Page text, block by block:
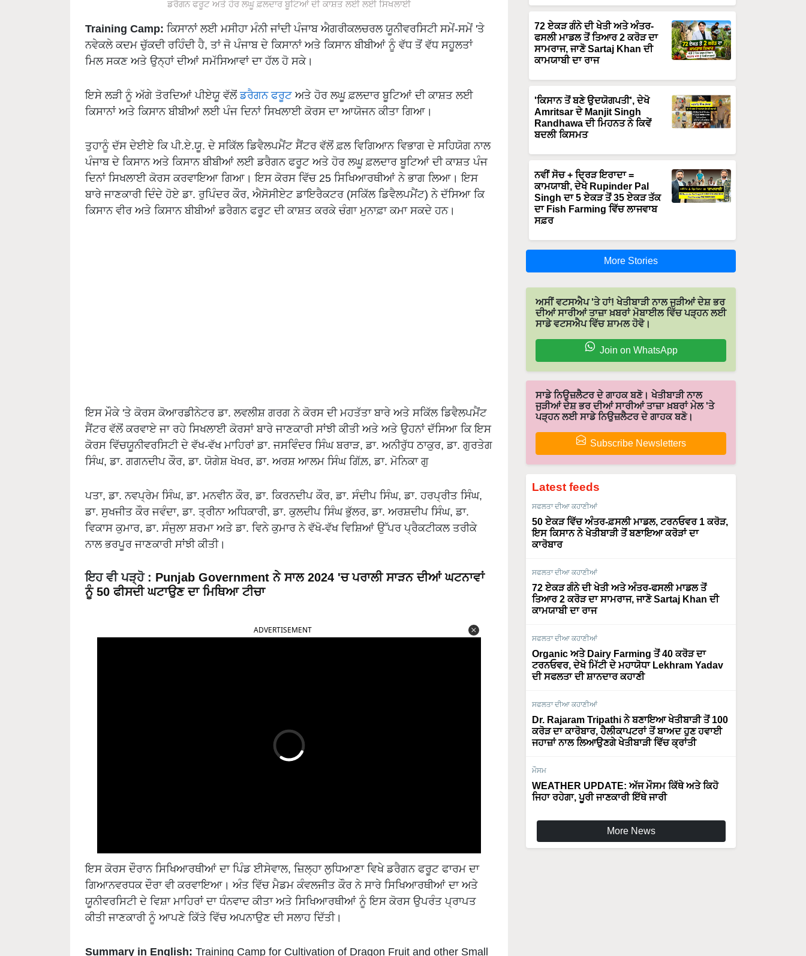
ਡਰੈਗਨ ਫਰੂਟ ਅਤੇ ਹੋਰ ਲਘੂ ਫ਼ਲਦਾਰ ਬੂਟਿਆਂ ਦੀ ਕਾਸ਼ਤ ਲਈ ਲਈ ਸਿਖਲਾਈ
Training Camp: ਕਿਸਾਨਾਂ ਲਈ ਮਸੀਹਾ ਮੰਨੀ ਜਾਂਦੀ ਪੰਜਾਬ ਐਗਰੀਕਲਚਰਲ ਯੂਨੀਵਰਸਿਟੀ ਸਮੇਂ-ਸਮੇਂ 'ਤੇ
ਨਵੇਕਲੇ ਕਦਮ ਚੁੱਕਦੀ ਰਹਿੰਦੀ ਹੈ, ਤਾਂ ਜੋ ਪੰਜਾਬ ਦੇ ਕਿਸਾਨਾਂ ਅਤੇ ਕਿਸਾਨ ਬੀਬੀਆਂ ਨੂੰ ਵੱਧ ਤੋਂ ਵੱਧ ਸਹੂਲਤਾਂ
ਮਿਲ ਸਕਣ ਅਤੇ ਉਨ੍ਹਾਂ ਦੀਆਂ ਸਮੱਸਿਆਵਾਂ ਦਾ ਹੱਲ ਹੋ ਸਕੇ।
ਇਸੇ ਲੜੀ ਨੂੰ ਅੱਗੇ ਤੋਰਦਿਆਂ ਪੀਏਯੂ ਵੱਲੋਂਡਰੈਗਨ ਫਰੂਟ ਅਤੇ ਹੋਰ ਲਘੂ ਫ਼ਲਦਾਰ ਬੂਟਿਆਂ ਦੀ ਕਾਸ਼ਤ ਲਈ
ਕਿਸਾਨਾਂ ਅਤੇ ਕਿਸਾਨ ਬੀਬੀਆਂ ਲਈ ਪੰਜ ਦਿਨਾਂ ਸਿਖਲਾਈ ਕੋਰਸ ਦਾ ਆਯੋਜਨ ਕੀਤਾ ਗਿਆ।
ਤੁਹਾਨੂੰ ਦੱਸ ਦੇਈਏ ਕਿ ਪੀ.ਏ.ਯੂ. ਦੇ ਸਕਿੱਲ ਡਿਵੈਲਪਮੈਂਟ ਸੈਂਟਰ ਵੱਲੋਂ ਫ਼ਲ ਵਿਗਿਆਨ ਵਿਭਾਗ ਦੇ ਸਹਿਯੋਗ ਨਾਲ
ਪੰਜਾਬ ਦੇ ਕਿਸਾਨ ਅਤੇ ਕਿਸਾਨ ਬੀਬੀਆਂ ਲਈ ਡਰੈਗਨ ਫਰੂਟ ਅਤੇ ਹੋਰ ਲਘੂ ਫ਼ਲਦਾਰ ਬੂਟਿਆਂ ਦੀ ਕਾਸ਼ਤ ਪੰਜ
ਦਿਨਾਂ ਸਿਖਲਾਈ ਕੋਰਸ ਕਰਵਾਇਆ ਗਿਆ। ਇਸ ਕੋਰਸ ਵਿੱਚ 25 ਸਿਖਿਆਰਥੀਆਂ ਨੇ ਭਾਗ ਲਿਆ। ਇਸ
ਬਾਰੇ ਜਾਣਕਾਰੀ ਦਿੰਦੇ ਹੋਏ ਡਾ. ਰੁਪਿੰਦਰ ਕੌਰ, ਐਸੋਸੀਏਟ ਡਾਇਰੈਕਟਰ (ਸਕਿੱਲ ਡਿਵੈਲਪਮੈਂਟ) ਨੇ ਦੱਸਿਆ ਕਿ
ਕਿਸਾਨ ਵੀਰ ਅਤੇ ਕਿਸਾਨ ਬੀਬੀਆਂ ਡਰੈਗਨ ਫਰੂਟ ਦੀ ਕਾਸ਼ਤ ਕਰਕੇ ਚੰਗਾ ਮੁਨਾਫ਼ਾ ਕਮਾ ਸਕਦੇ ਹਨ।
ਇਸ ਮੌਕੇ 'ਤੇ ਕੋਰਸ ਕੋਆਰਡੀਨੇਟਰ ਡਾ. ਲਵਲੀਸ਼ ਗਰਗ ਨੇ ਕੋਰਸ ਦੀ ਮਹਤੱਤਾ ਬਾਰੇ ਅਤੇ ਸਕਿੱਲ ਡਿਵੈਲਪਮੈਂਟ
ਸੈਂਟਰ ਵੱਲੋਂ ਕਰਵਾਏ ਜਾ ਰਹੇ ਸਿਖਲਾਈ ਕੋਰਸਾਂ ਬਾਰੇ ਜਾਣਕਾਰੀ ਸਾਂਝੀ ਕੀਤੀ ਅਤੇ ਅਤੇ ਉਹਨਾਂ ਦੱਸਿਆ ਕਿ ਇਸ
ਕੋਰਸ ਵਿੱਚਯੂਨੀਵਰਸਿਟੀ ਦੇ ਵੱਖ-ਵੱਖ ਮਾਹਿਰਾਂ ਡਾ. ਜਸਵਿੰਦਰ ਸਿੰਘ ਬਰਾੜ, ਡਾ. ਅਨੀਰੁੱਧ ਠਾਕੁਰ, ਡਾ. ਗੁਰਤੇਗ
ਸਿੰਘ, ਡਾ. ਗਗਨਦੀਪ ਕੌਰ, ਡਾ. ਯੋਗੇਸ਼ ਖੋਖਰ, ਡਾ. ਅਰਸ਼ ਆਲਮ ਸਿੰਘ ਗਿੱਲ਼, ਡਾ. ਮੋਨਿਕਾ ਗੁ
ਪਤਾ, ਡਾ. ਨਵਪ੍ਰੇਮ ਸਿੰਘ, ਡਾ. ਮਨਵੀਨ ਕੌਰ, ਡਾ. ਕਿਰਨਦੀਪ ਕੌਰ, ਡਾ. ਸੰਦੀਪ ਸਿੰਘ, ਡਾ. ਹਰਪ੍ਰੀਤ ਸਿੰਘ,
ਡਾ. ਸੁਖਜੀਤ ਕੌਰ ਜਵੰਦਾ, ਡਾ. ਤ੍ਰੀਨਾ ਅਧਿਕਾਰੀ, ਡਾ. ਕੁਲਦੀਪ ਸਿੰਘ ਭੁੱਲਰ, ਡਾ. ਅਰਸ਼ਦੀਪ ਸਿੰਘ, ਡਾ.
ਵਿਕਾਸ ਕੁਮਾਰ, ਡਾ. ਸੰਜੁਲਾ ਸ਼ਰਮਾ ਅਤੇ ਡਾ. ਵਿਨੇ ਕੁਮਾਰ ਨੇ ਵੱਖੋ-ਵੱਖ ਵਿਸ਼ਿਆਂ ਉੱਪਰ ਪ੍ਰੈਕਟੀਕਲ ਤਰੀਕੇ
ਨਾਲ ਭਰਪੂਰ ਜਾਣਕਾਰੀ ਸਾਂਝੀ ਕੀਤੀ।
ਇਹ ਵੀ ਪੜ੍ਹੋ : Punjab Government ਨੇ ਸਾਲ 2024 'ਚ ਪਰਾਲੀ ਸਾੜਨ ਦੀਆਂ ਘਟਨਾਵਾਂ
ਨੂੰ 50 ਫੀਸਦੀ ਘਟਾਉਣ ਦਾ ਮਿਥਿਆ ਟੀਚਾ
ਗਿਆਨਵਰਧਕ ਦੌਰਾ ਵੀ ਕਰਵਾਇਆ। ਅੰਤ ਵਿੱਚ ਮੈਡਮ ਕੰਵਲਜੀਤ ਕੌਰ ਨੇ ਸਾਰੇ ਸਿਖਿਆਰਥੀਆਂ ਦਾ ਅਤੇ
ਯੂਨੀਵਰਸਿਟੀ ਦੇ ਵਿਸ਼ਾ ਮਾਹਿਰਾਂ ਦਾ ਧੰਨਵਾਦ ਕੀਤਾ ਅਤੇ ਸਿਖਿਆਰਥੀਆਂ ਨੂੰ ਇਸ ਕੋਰਸ ਉਪਰੰਤ ਪ੍ਰਾਪਤ
ਕੀਤੀ ਜਾਣਕਾਰੀ ਨੂੰ ਆਪਣੇ ਕਿੱਤੇ ਵਿੱਚ ਅਪਨਾਉਣ ਦੀ ਸਲਾਹ ਦਿੱਤੀ।
Fruit Plants for Farmers and Women Farmer of Punjab
72 ਏਕੜ ਗੰਨੇ ਦੀ ਖੇਤੀ ਅਤੇ ਅੰਤਰ-
ਫਸਲੀ ਮਾਡਲ ਤੋਂ ਤਿਆਰ 2 ਕਰੋੜ ਦਾ
ਸਾਮਰਾਜ, ਜਾਣੋ Sartaj Khan ਦੀ
ਕਾਮਯਾਬੀ ਦਾ ਰਾਜ
'ਕਿਸਾਨ ਤੋਂ ਬਣੇ ਉਦਯੋਗਪਤੀ', ਦੇਖੋ
Amritsar ਦੇ Manjit Singh
Randhawa ਦੀ ਮਿਹਨਤ ਨੇ ਕਿਵੇਂ
ਬਦਲੀ ਕਿਸਮਤ
ਨਵੀਂ ਸੋਚ + ਦ੍ਰਿੜ ਇਰਾਦਾ =
ਕਾਮਯਾਬੀ, ਦੇਖੋ Rupinder Pal
Singh ਦਾ 5 ਏਕੜ ਤੋਂ 35 ਏਕੜ ਤੱਕ
ਦਾ Fish Farming ਵਿੱਚ ਲਾਜਵਾਬ
ਸਫ਼ਰ
More Stories
ਅਸੀਂ ਵਟਸਐਪ 'ਤੇ ਹਾਂ! ਖੇਤੀਬਾੜੀ ਨਾਲ ਜੁੜੀਆਂ ਦੇਸ਼ ਭਰ
ਦੀਆਂ ਸਾਰੀਆਂ ਤਾਜ਼ਾ ਖ਼ਬਰਾਂ ਮੋਬਾਈਲ ਵਿੱਚ ਪੜ੍ਹਨ ਲਈ
ਸਾਡੇ ਵਟਸਐਪ ਵਿੱਚ ਸ਼ਾਮਲ ਹੋਵੋ।
Join on WhatsApp
ਸਾਡੇ ਨਿਉਜ਼ਲੈਟਰ ਦੇ ਗਾਹਕ ਬਣੋ। ਖੇਤੀਬਾੜੀ ਨਾਲ
ਜੁੜੀਆਂ ਦੇਸ਼ ਭਰ ਦੀਆਂ ਸਾਰੀਆਂ ਤਾਜ਼ਾ ਖ਼ਬਰਾਂ ਮੇਲ 'ਤੇ
ਪੜ੍ਹਨ ਲਈ ਸਾਡੇ ਨਿਉਜ਼ਲੈਟਰ ਦੇ ਗਾਹਕ ਬਣੋ।
Subscribe Newsletters
Latest feeds
ਸਫਲਤਾ ਦੀਆ ਕਹਾਣੀਆਂ
50 ਏਕੜ ਵਿੱਚ ਅੰਤਰ-ਫ਼ਸਲੀ ਮਾਡਲ, ਟਰਨਓਵਰ 1 ਕਰੋੜ,
ਇਸ ਕਿਸਾਨ ਨੇ ਖੇਤੀਬਾੜੀ ਤੋਂ ਬਣਾਇਆ ਕਰੋੜਾਂ ਦਾ
ਕਾਰੋਬਾਰ
ਸਫਲਤਾ ਦੀਆ ਕਹਾਣੀਆਂ
72 ਏਕੜ ਗੰਨੇ ਦੀ ਖੇਤੀ ਅਤੇ ਅੰਤਰ-ਫਸਲੀ ਮਾਡਲ ਤੋਂ
ਤਿਆਰ 2 ਕਰੋੜ ਦਾ ਸਾਮਰਾਜ, ਜਾਣੋ Sartaj Khan ਦੀ
ਕਾਮਯਾਬੀ ਦਾ ਰਾਜ
ਸਫਲਤਾ ਦੀਆ ਕਹਾਣੀਆਂ
Organic ਅਤੇ Dairy Farming ਤੋਂ 40 ਕਰੋੜ ਦਾ
ਟਰਨਓਵਰ, ਦੇਖੋ ਮਿੱਟੀ ਦੇ ਮਹਾਯੋਧਾ Lekhram Yadav
ਦੀ ਸਫਲਤਾ ਦੀ ਸ਼ਾਨਦਾਰ ਕਹਾਣੀ
ਸਫਲਤਾ ਦੀਆ ਕਹਾਣੀਆਂ
Dr. Rajaram Tripathi ਨੇ ਬਣਾਇਆ ਖੇਤੀਬਾੜੀ ਤੋਂ 100
ਕਰੋੜ ਦਾ ਕਾਰੋਬਾਰ, ਹੈਲੀਕਾਪਟਰਾਂ ਤੋਂ ਬਾਅਦ ਹੁਣ ਹਵਾਈ
ਜਹਾਜ਼ਾਂ ਨਾਲ ਲਿਆਉਣਗੇ ਖੇਤੀਬਾੜੀ ਵਿੱਚ ਕ੍ਰਾਂਤੀ
ਮੌਸਮ
WEATHER UPDATE: ਅੱਜ ਮੌਸਮ ਕਿੱਥੇ ਅਤੇ ਕਿਹੋ
ਜਿਹਾ ਰਹੇਗਾ, ਪੂਰੀ ਜਾਣਕਾਰੀ ਇੱਥੇ ਜਾਰੀ
More News